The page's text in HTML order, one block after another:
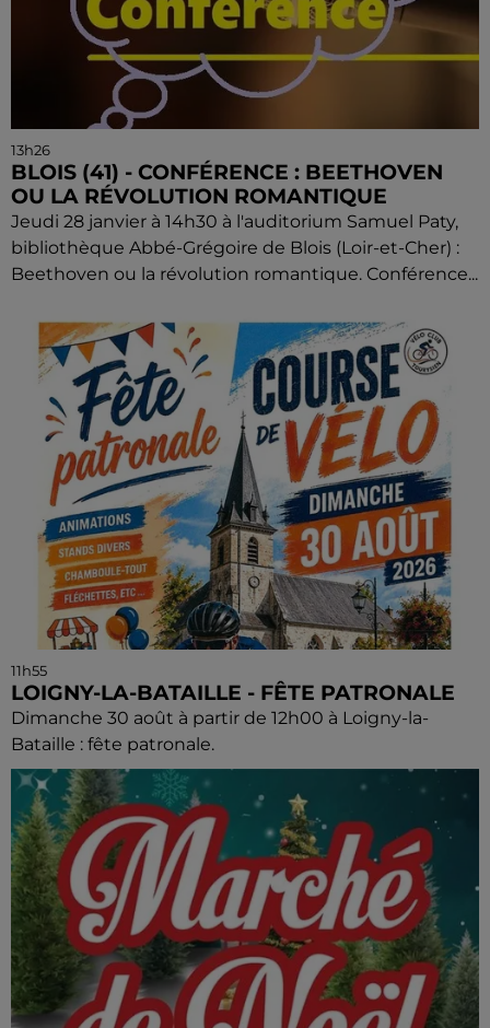
13h26
BLOIS (41) - CONFÉRENCE : BEETHOVEN
OU LA RÉVOLUTION ROMANTIQUE
Jeudi 28 janvier à 14h30 à l'auditorium Samuel Paty,
bibliothèque Abbé-Grégoire de Blois (Loir-et-Cher) :
Beethoven ou la révolution romantique. Conférence...
11h55
LOIGNY-LA-BATAILLE - FÊTE PATRONALE
Dimanche 30 août à partir de 12h00 à Loigny-la-
Bataille : fête patronale.